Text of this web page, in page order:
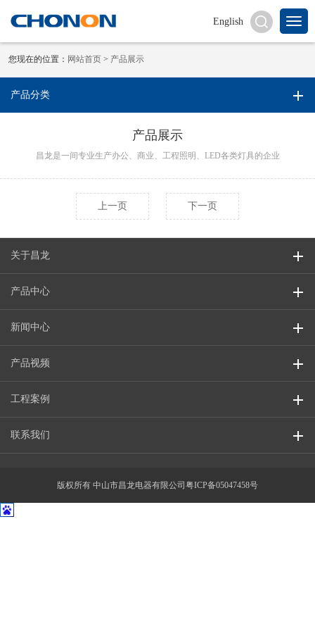
English
您现在的位置： 网站首页 > 产品展示
产品分类
产品展示
昌龙是一间专业生产办公、商业、工程照明、LED各类灯具的企业
上一页 下一页
关于昌龙
产品中心
新闻中心
产品视频
工程案例
联系我们
版权所有 中山市昌龙电器有限公司 粤ICP备05047458号